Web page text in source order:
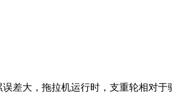
大，拖拉机运行时，支重轮相对于